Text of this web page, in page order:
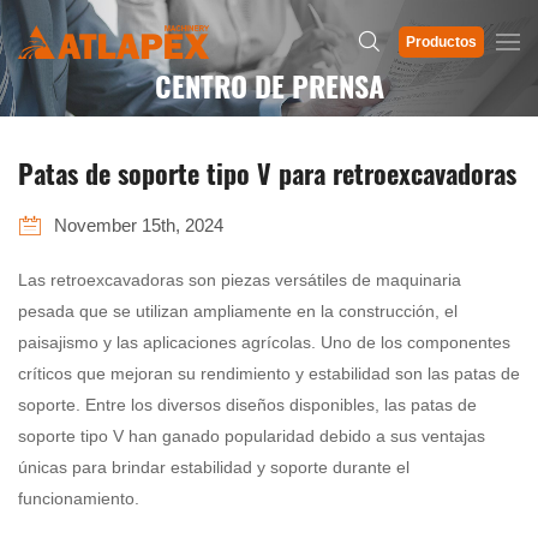
Productos
CENTRO DE PRENSA
Patas de soporte tipo V para retroexcavadoras
November 15th, 2024
Las retroexcavadoras son piezas versátiles de maquinaria
pesada que se utilizan ampliamente en la construcción, el
paisajismo y las aplicaciones agrícolas. Uno de los componentes
críticos que mejoran su rendimiento y estabilidad son las patas de
soporte. Entre los diversos diseños disponibles, las patas de
soporte tipo V han ganado popularidad debido a sus ventajas
únicas para brindar estabilidad y soporte durante el
funcionamiento.